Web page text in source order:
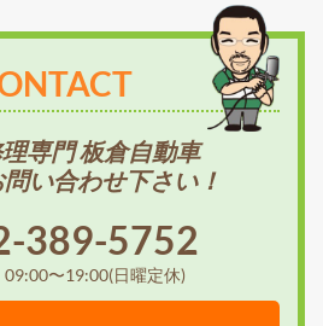
専門 板倉自動車
い合わせ下さい！
389-5752
〜19:00(日曜定休)